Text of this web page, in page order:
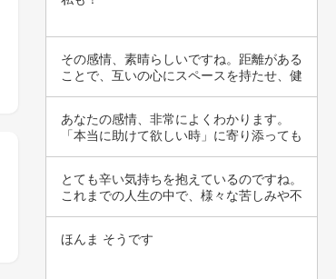
その感情、素晴らしいですね。距離がある
ことで、互いの心にスペースを持たせ、健
あなたの感情、非常によくわかります。
「本当に助けて欲しい時」に寄り添っても
とても辛い気持ちを抱えているのですね。
これまでの人生の中で、様々な苦しみや不
ほんま そうです